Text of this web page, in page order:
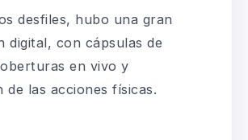
desfiles, hubo una gran
digital, con cápsulas de
en vivo y
de las acciones físicas.